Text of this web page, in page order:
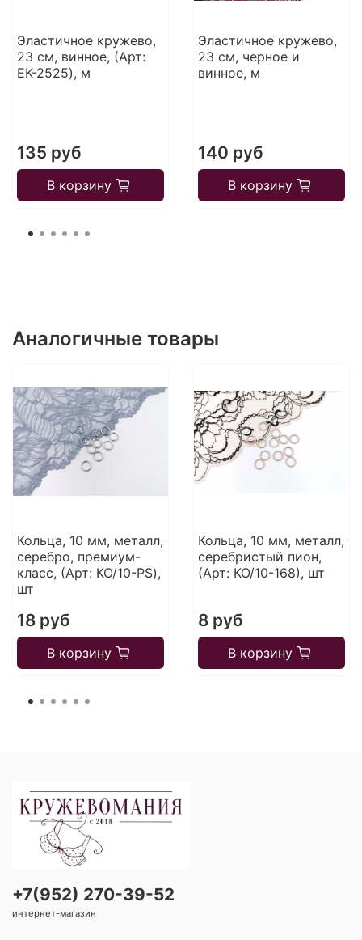
Эластичное кружево,
23 см, винное, (Арт:
EK-2525), м
135 руб
В корзину
Эластичное кружево,
23 см, черное и
винное, м
140 руб
В корзину
Аналогичные товары
Кольца, 10 мм, металл,
серебро, премиум-
класс, (Арт: КО/10-PS),
шт
18 руб
В корзину
Кольца, 10 мм, металл,
серебристый пион,
(Арт: КО/10-168), шт
8 руб
В корзину
+7(952) 270-39-52
интернет-магазин